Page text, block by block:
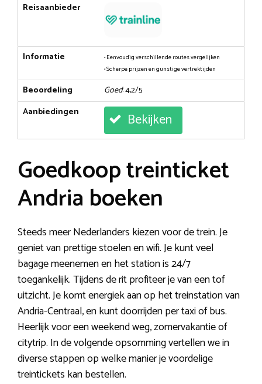
Reisaanbieder
Informatie
• Eenvoudig verschillende routes vergelijken
• Scherpe prijzen en gunstige vertrektijden
Beoordeling Goed: 4,2/5
Aanbiedingen
Bekijken
Goedkoop treinticket
Andria boeken
Steeds meer Nederlanders kiezen voor de trein. Je
geniet van prettige stoelen en wifi. Je kunt veel
bagage meenemen en het station is 24/7
toegankelijk. Tijdens de rit profiteer je van een tof
uitzicht. Je komt energiek aan op het treinstation van
Andria-Centraal, en kunt doorrijden per taxi of bus.
Heerlijk voor een weekend weg, zomervakantie of
citytrip. In de volgende opsomming vertellen we in
diverse stappen op welke manier je voordelige
treintickets kan bestellen.